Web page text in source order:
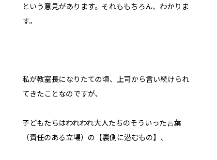
という意見があります。それももちろん、わかりま
す。
私が教室長になりたての頃、上司から言い続けられ
てきたことなのですが、
子どもたちはわれわれ大人たちのそういった言葉
（責任のある立場）の【裏側に潜むもの】、